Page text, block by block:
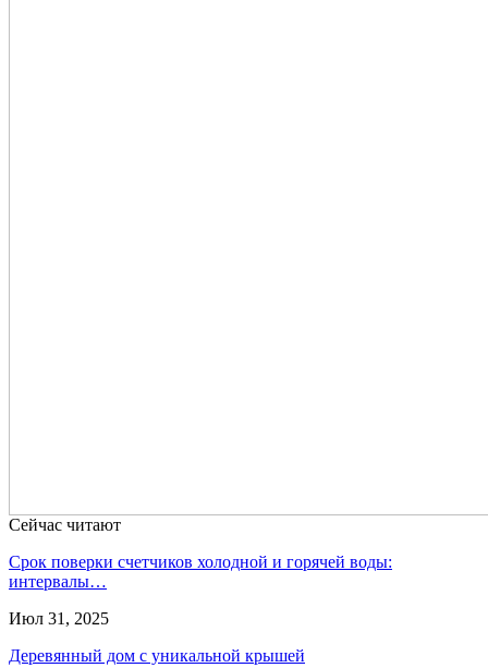
Сейчас читают
Срок поверки счетчиков холодной и горячей воды:
интервалы…
Июл 31, 2025
Деревянный дом с уникальной крышей